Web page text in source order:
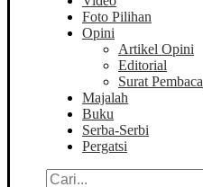
Foto Pilihan
Opini
Artikel Opini
Editorial
Surat Pembaca
Majalah
Buku
Serba-Serbi
Pergatsi